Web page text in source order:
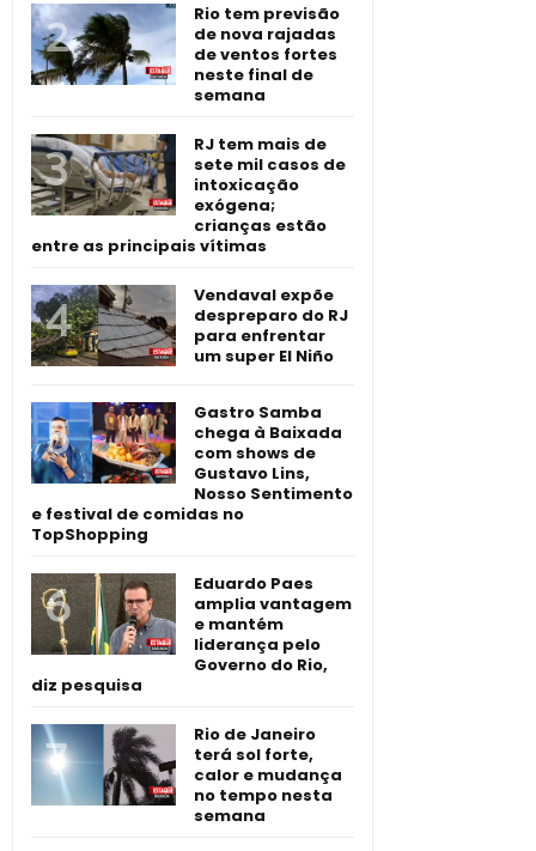
Rio tem previsão
de nova rajadas
de ventos fortes
neste final de
semana
RJ tem mais de
sete mil casos de
intoxicação
exógena;
crianças estão
entre as principais vítimas
Vendaval expõe
despreparo do RJ
para enfrentar
um super El Niño
Gastro Samba
chega à Baixada
com shows de
Gustavo Lins,
Nosso Sentimento
e festival de comidas no
TopShopping
Eduardo Paes
amplia vantagem
e mantém
liderança pelo
Governo do Rio,
diz pesquisa
Rio de Janeiro
terá sol forte,
calor e mudança
no tempo nesta
semana